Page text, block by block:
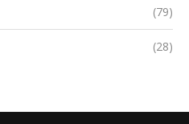
(79)
(28)